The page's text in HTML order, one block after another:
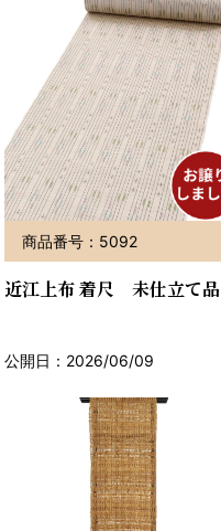
商品番号：5092
近江上布 着尺 未仕立て品
公開日：2026/06/09